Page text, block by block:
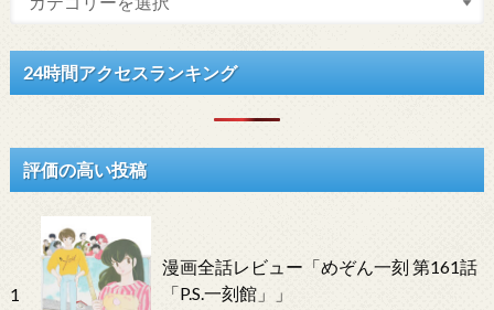
24時間アクセスランキング
評価の高い投稿
1
漫画全話レビュー「めぞん一刻 第161話
「P.S.一刻館」」